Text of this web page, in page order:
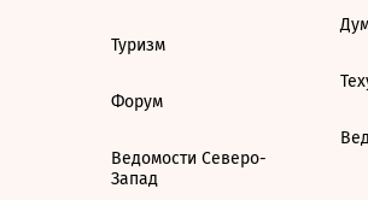
Туризм
Форум
Ведомости Северо-
Запад